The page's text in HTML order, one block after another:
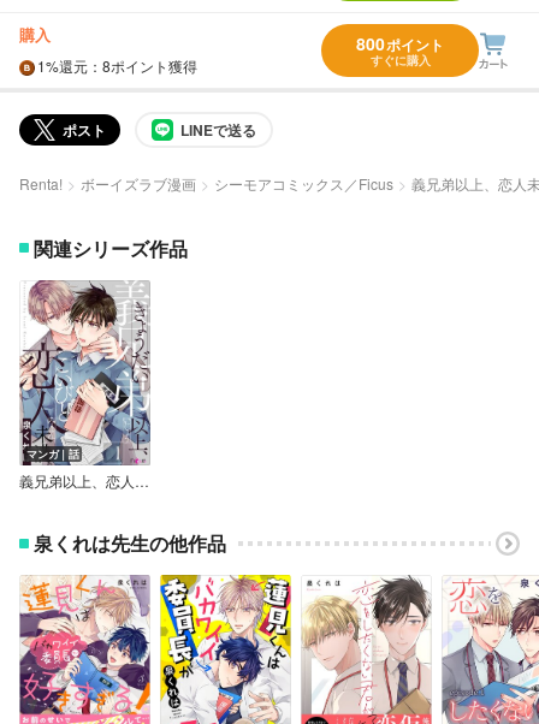
購入
1%還元 ：8ポイント獲得
800ポイント
すぐに購入
ポスト LINEで送る
Renta! ボーイズラブ漫画 シーモアコミックス／Ficus 義兄弟以上、恋人
関連シリーズ作品
マンガ｜話
義兄弟以上、恋人未満。
泉くれは先生の他作品